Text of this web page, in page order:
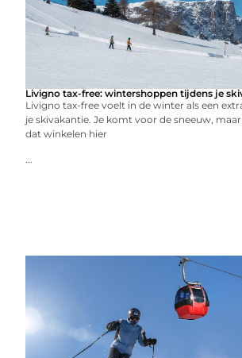
Livigno tax-free: wintershoppen tijdens je
Livigno tax-free voelt in de winter als een
je skivakantie. Je komt voor de sneeuw,
dat winkelen hier
...